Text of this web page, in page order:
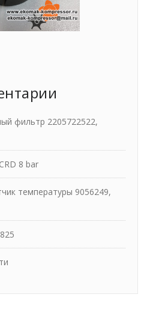
фильтр 2205722522,
8 bar
температуры 9056249,